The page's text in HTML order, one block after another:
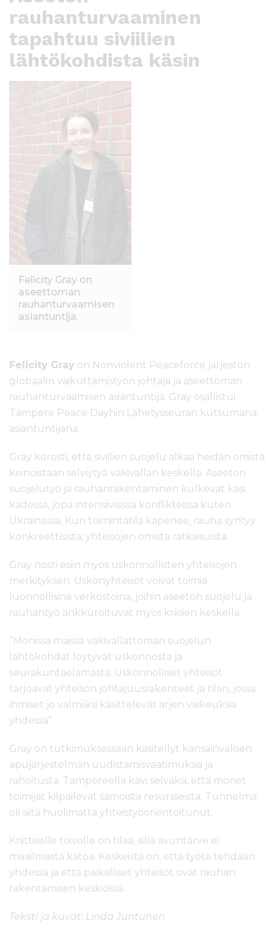
rauhanturvaaminen
tapahtuu siviilien
lähtökohdista käsin
Felicity Gray on
aseettoman
rauhanturvaamisen
asiantuntija.
Felicity Gray on Nonviolent Peaceforce järjestön
globaalin vaikuttamistyön johtaja ja aseettoman
rauhanturvaamisen asiantuntija. Gray osallistui
Tampere Peace Dayhin Lähetysseuran kutsumana
asiantuntijana.
Gray korosti, että siviilien suojelu alkaa heidän omista
keinoistaan selviytyä väkivallan keskellä. Aseeton
suojelutyö ja rauhanrakentaminen kulkevat käsi
kädessä, jopa intensiivisissä konflikteissa kuten
Ukrainassa. Kun toimintatila kapenee, rauha syntyy
konkreettisista, yhteisöjen omista ratkaisuista.
Gray nosti esiin myös uskonnollisten yhteisöjen
merkityksen. Uskonyhteisöt voivat toimia
luonnollisina verkostoina, joihin aseeton suojelu ja
rauhantyö ankkuroituvat myös kriisien keskellä.
”Monissa maissa väkivallattoman suojelun
lähtökohdat löytyvät uskonnosta ja
seurakuntaelämästä. Uskonnolliset yhteisöt
tarjoavat yhteisön johtajuusrakenteet ja tilan, jossa
ihmiset jo valmiiksi käsittelevät arjen vaikeuksia
yhdessä”.
Gray on tutkimuksessaan käsitellyt kansainvälisen
apujärjestelmän uudistamisvaatimuksia ja
rahoitusta. Tampereella kävi selväksi, että monet
toimijat kilpailevat samoista resursseista. Tunnelma
oli siitä huolimatta yhteistyöorientoitunut.
Kriittiselle toivolle on tilaa, sillä avuntarve ei
maailmasta katoa. Keskeistä on, että työtä tehdään
yhdessä ja että paikalliset yhteisöt ovat rauhan
rakentamisen keskiössä.
Teksti ja kuvat: Linda Juntunen